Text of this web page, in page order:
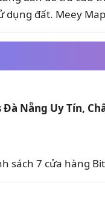
dụng đất. Meey
Nẵng Uy Tín,
sách 7 cửa hàng